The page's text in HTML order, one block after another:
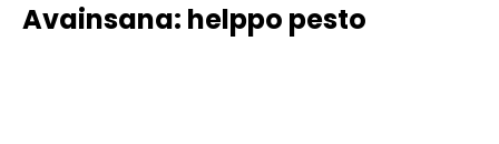
Avainsana: helppo pesto